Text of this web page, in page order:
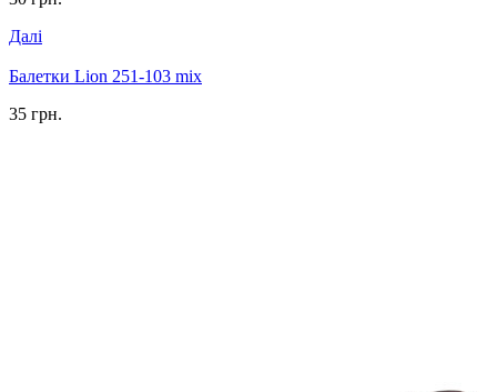
Далі
Балетки Lion 251-103 mix
35 грн.